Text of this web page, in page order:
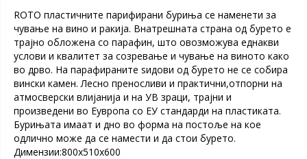
ROTO пластичните парифирани буриња се наменети за
чување на вино и ракија. Внатрешната страна од бурето е
трајно обложена со парафин, што овозможува еднакви
услови и квалитет за созревање и чување на виното како
во дрво. На парафираните ѕидови од бурето не се собира
вински камен. Лесно преносливи и практични,отпорни на
атмосверски влијанија и на УВ зраци, трајни и
произведени во Еувропа со ЕУ стандарди на пластиката.
Бурињата имаат и дно во форма на постоље на кое
одлично може да се намести и да стои бурето.
Димензии:800x510x600